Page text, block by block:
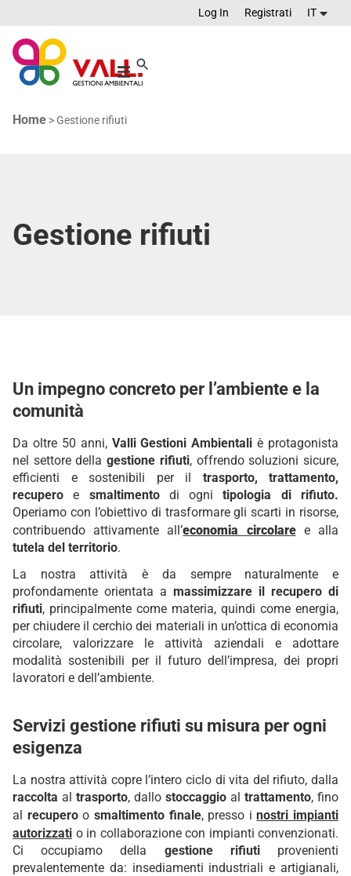
Log In Registrati IT
Home > Gestione rifiuti
Gestione rifiuti
Un impegno concreto per l’ambiente e la
comunità
Da oltre 50 anni, Valli Gestioni Ambientali è protagonista
nel settore dellagestione rifiuti, offrendo soluzioni sicure,
efficienti e sostenibili per il trasporto, trattamento,
recupero e smaltimentodi ognitipologia di rifiuto.
Operiamo con l’obiettivo di trasformare gli scarti in risorse,
contribuendo attivamente all’economia circolaree alla
tutela del territorio.
La nostra attività è da sempre naturalmente e
profondamente orientata a massimizzare il recupero di
rifiuti, principalmente come materia, quindi come energia,
per chiudere il cerchio dei materiali in un’ottica di economia
circolare, valorizzare le attività aziendali e adottare
modalità sostenibili per il futuro dell’impresa, dei propri
lavoratori e dell’ambiente.
Servizi gestione rifiuti su misura per ogni
esigenza
La nostra attività copre l’intero ciclo di vita del rifiuto, dalla
raccolta al trasporto, dallo stoccaggio al trattamento, fino
al recuperoo smaltimento finale, presso inostri impianti
autorizzati o in collaborazione con impianti convenzionati.
Ci occupiamo della gestione rifiutiprovenienti
prevalentemente da: insediamenti industriali e artigianali,